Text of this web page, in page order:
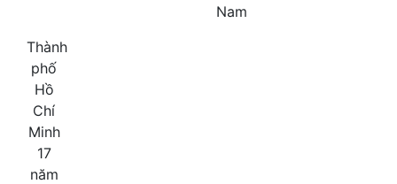
Nam
Thành
phố
Hồ
Chí
Minh
17
năm